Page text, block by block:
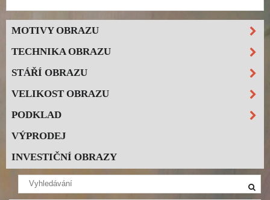
MOTIVY OBRAZU
TECHNIKA OBRAZU
STÁŘÍ OBRAZU
VELIKOST OBRAZU
PODKLAD
VÝPRODEJ
INVESTIČNÍ OBRAZY